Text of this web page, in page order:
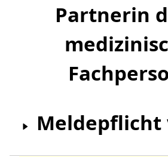
Partnerin
Meldepflicht